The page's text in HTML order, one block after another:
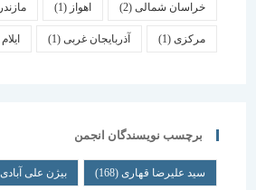
خراسان شمالی(2) اهواز(1) مازندران(1)
مرکزی(1) آذربایجان غربی(1) ایلام(1)
برچسب نویسندگان انجمن
سید علیرضا قهاری(168) بیژن علی آبادی(31)